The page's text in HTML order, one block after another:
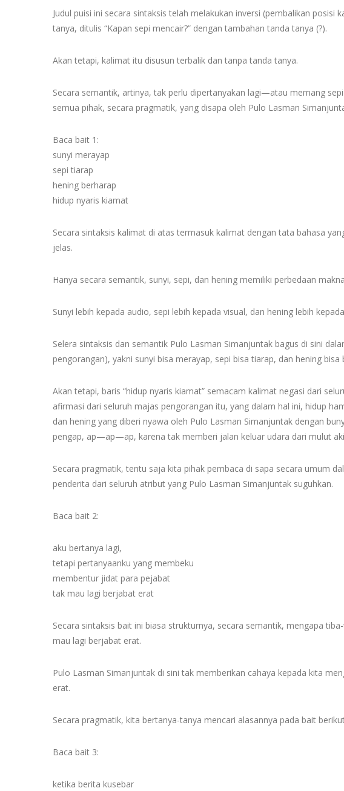
Judul puisi ini secara sintaksis telah melakukan inversi (pembalikan posisi
tanya, ditulis “Kapan sepi mencair?” dengan tambahan tanda tanya (?).
Akan tetapi, kalimat itu disusun terbalik dan tanpa tanda tanya.
Secara semantik, artinya, tak perlu dipertanyakan lagi—atau memang
semua pihak, secara pragmatik, yang disapa oleh Pulo Lasman
Baca bait 1:
sunyi merayap
sepi tiarap
hening berharap
hidup nyaris kiamat
Secara sintaksis kalimat di atas termasuk kalimat dengan tata bahasa
jelas.
Hanya secara semantik, sunyi, sepi, dan hening memiliki perbedaan
Sunyi lebih kepada audio, sepi lebih kepada visual, dan hening lebih
Selera sintaksis dan semantik Pulo Lasman Simanjuntak bagus di sini
pengorangan), yakni sunyi bisa merayap, sepi bisa tiarap, dan hening bisa
Akan tetapi, baris “hidup nyaris kiamat” semacam kalimat negasi dari
afirmasi dari seluruh majas pengorangan itu, yang dalam hal ini, hidup
dan hening yang diberi nyawa oleh Pulo Lasman Simanjuntak dengan
pengap, ap—ap—ap, karena tak memberi jalan keluar udara dari mulut
Secara pragmatik, tentu saja kita pihak pembaca di sapa secara umum
penderita dari seluruh atribut yang Pulo Lasman Simanjuntak suguhkan.
Baca bait 2:
aku bertanya lagi,
tetapi pertanyaanku yang membeku
membentur jidat para pejabat
tak mau lagi berjabat erat
Secara sintaksis bait ini biasa strukturnya, secara semantik, mengapa
mau lagi berjabat erat.
Pulo Lasman Simanjuntak di sini tak memberikan cahaya kepada kita
erat.
Secara pragmatik, kita bertanya-tanya mencari alasannya pada bait
Baca bait 3:
ketika berita kusebar